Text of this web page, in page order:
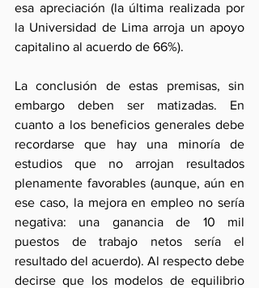
esa apreciación (la última realizada por
la Universidad de Lima arroja un apoyo
capitalino al acuerdo de 66%).
La conclusión de estas premisas, sin
embargo deben ser matizadas. En
cuanto a los beneficios generales debe
recordarse que hay una minoría de
estudios que no arrojan resultados
plenamente favorables (aunque, aún en
ese caso, la mejora en empleo no sería
negativa: una ganancia de 10 mil
puestos de trabajo netos sería el
resultado del acuerdo). Al respecto debe
decirse que los modelos de equilibrio